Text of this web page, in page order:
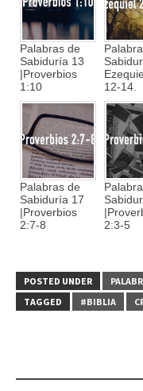
Palabras de
Sabiduría 13
|Proverbios
1:10
12-14.
Palabras de
Sabiduría 17
|Proverbios
2:7-8
2:3-5
POSTED UNDER
TAGGED
#BIBLIA